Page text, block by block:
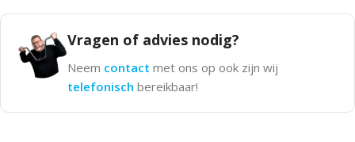
Vragen of advies nodig?
Neem contact met ons op ook zijn wij
telefonisch bereikbaar!